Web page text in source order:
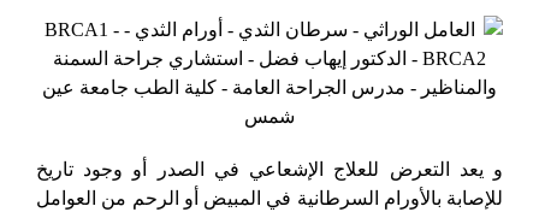
و يعد التعرض للعلاج الإشعاعي في الصدر أو وجود تاريخ
للإصابة بالأورام السرطانية في المبيض أو الرحم من العوامل